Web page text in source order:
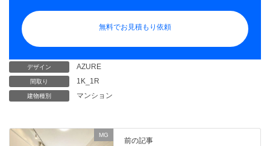
無料でお見積もり依頼
デザイン AZURE
間取り 1K_1R
建物種別 マンション
MG
前の記事